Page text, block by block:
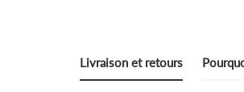
Livraison et retours